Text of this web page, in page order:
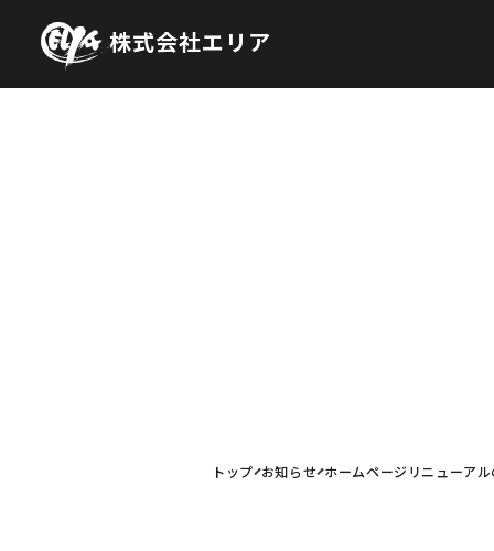
株式会社エリア
トップ お知らせ ホームページリニューア